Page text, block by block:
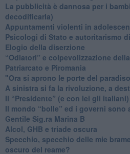
​La pubblicità è dannosa per i
decodificarla)
​Appuntamenti violenti in
​Psicologi di Stato e autoritarismo
Elogio della diserzione
“Odiatori” e colpevolizzazione
​Patriarcato e Piromania
"Ora si aprono le porte del
​A sinistra si fa la rivoluzione, a
​Il “Presidente” (e con lei gli
​Il mondo “bolle” ed i governi
​Gentile Sig.ra Marina B
​Alcol, GHB e triade oscura
​Specchio, specchio delle mie
oscuro del reame?